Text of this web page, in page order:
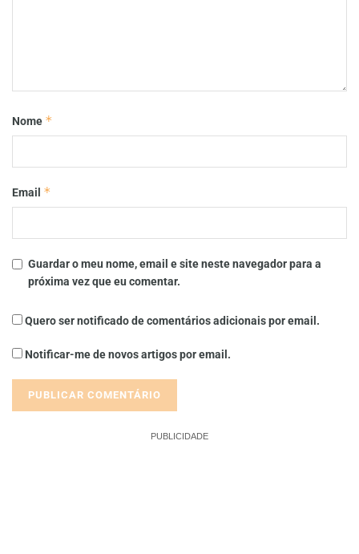
Nome *
Email *
Guardar o meu nome, email e site neste navegador para a
próxima vez que eu comentar.
Quero ser notificado de comentários adicionais por email.
Notificar-me de novos artigos por email.
PUBLICIDADE